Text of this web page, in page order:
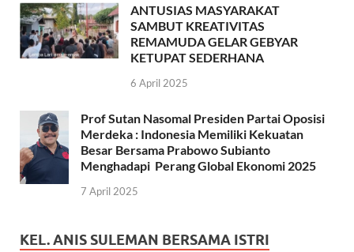
ANTUSIAS MASYARAKAT
SAMBUT KREATIVITAS
REMAMUDA GELAR GEBYAR
KETUPAT SEDERHANA
6 April 2025
Prof Sutan Nasomal Presiden Partai Oposisi
Merdeka : Indonesia Memiliki Kekuatan
Besar Bersama Prabowo Subianto
Menghadapi Perang Global Ekonomi 2025
7 April 2025
KEL. ANIS SULEMAN BERSAMA ISTRI